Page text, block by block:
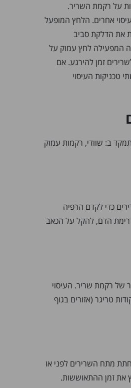
על רקמת השריר.
אחרים. הלחץ המופעל
את הדלקת סביב
המפעילה לחץ עמוק על
זמן להירגע. אם
טכניקות העיסוי
ב: שוודי, רקמות עמוק
כדי לקדם הרפיה
הדם, להקל על הכאב
של רקמת שריר. העיסוי
טריגר (אזורים בגוף
מתח השרירים לפני או
את זמן ההתאוששות.